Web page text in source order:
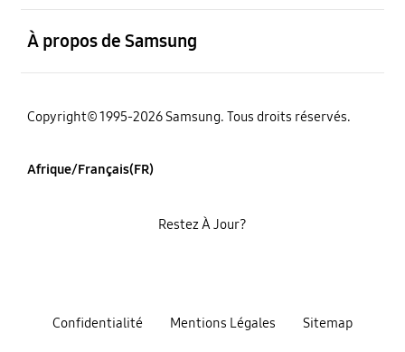
À propos de Samsung
Copyright© 1995-2026 Samsung. Tous droits réservés.
Afrique/Français(FR)
Confidentialité Mentions Légales Sitemap
Restez À Jour?